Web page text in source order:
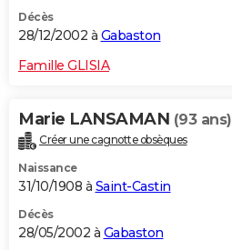
Décès
28/12/2002 à Gabaston
Famille GLISIA
Marie LANSAMAN (93 ans)
Créer une cagnotte obsèques
Naissance
31/10/1908 à Saint-Castin
Décès
28/05/2002 à Gabaston